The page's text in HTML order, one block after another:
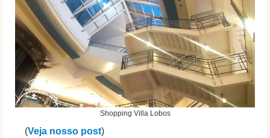
Shopping Villa Lobos
(Veja nosso post)